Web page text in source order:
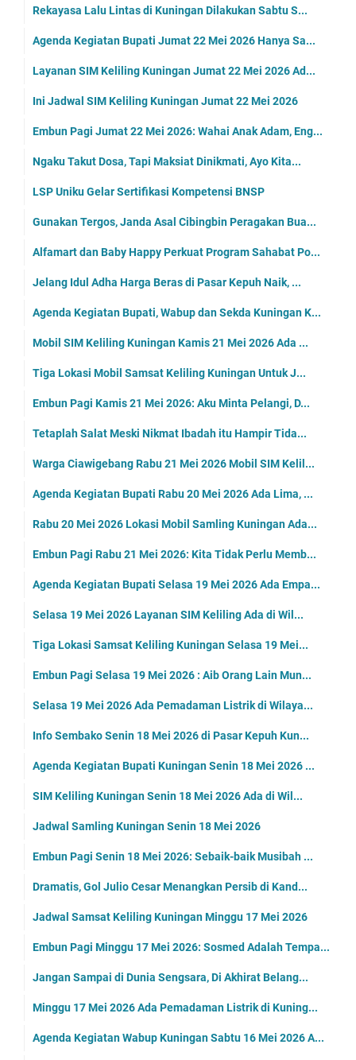
Agenda Kegiatan Bupati Minggu 24 Mei 2026 Ada Tiga...
Minggu 24 Mei 2026 Lokasi Mobil Samsat Keliling Ku...
Embun Pagi Minggu 24 Mei 2026: Kita Tak Suka Dicar...
Ibadah Apa Lagi yang Engkau Hargai Dalam Agamamu, ...
Dugaan Gratifikasi Pokir Langsung Dijawab, Pengusa...
Agenda Kegiatan Bupati Sabtu 23 Mei 2026 Ada Empat...
Bayar PKB Bisa di Mobil Samsat Kelilling, Sabtu 23...
Catat Yah, Ini Lokasi SIM Keliling Kuningan Sabtu ...
Embun Pagi Sabtu 23 Mei 2026: Jika Engkau Ingin Ja...
Salat itu Kunci Dari Semua Amal dan Kebaikan, Ini ...
Sabtu 23 Mei 2026 Ada Pemadaman Listrik di Wilayah...
Gugatan Praperadilan yang Diajukan Wawan Ditolak, ...
Rekayasa Lalu Lintas di Kuningan Dilakukan Sabtu S...
Agenda Kegiatan Bupati Jumat 22 Mei 2026 Hanya Sa...
Layanan SIM Keliling Kuningan Jumat 22 Mei 2026 Ad...
Ini Jadwal SIM Keliling Kuningan Jumat 22 Mei 2026
Embun Pagi Jumat 22 Mei 2026: Wahai Anak Adam, Eng...
Ngaku Takut Dosa, Tapi Maksiat Dinikmati, Ayo Kita...
LSP Uniku Gelar Sertifikasi Kompetensi BNSP
Gunakan Tergos, Janda Asal Cibingbin Peragakan Bua...
Alfamart dan Baby Happy Perkuat Program Sahabat Po...
Jelang Idul Adha Harga Beras di Pasar Kepuh Naik, ...
Agenda Kegiatan Bupati, Wabup dan Sekda Kuningan K...
Mobil SIM Keliling Kuningan Kamis 21 Mei 2026 Ada ...
Tiga Lokasi Mobil Samsat Keliling Kuningan Untuk J...
Embun Pagi Kamis 21 Mei 2026: Aku Minta Pelangi, D...
Tetaplah Salat Meski Nikmat Ibadah itu Hampir Tida...
Warga Ciawigebang Rabu 21 Mei 2026 Mobil SIM Kelil...
Agenda Kegiatan Bupati Rabu 20 Mei 2026 Ada Lima, ...
Rabu 20 Mei 2026 Lokasi Mobil Samling Kuningan Ada...
Embun Pagi Rabu 21 Mei 2026: Kita Tidak Perlu Memb...
Agenda Kegiatan Bupati Selasa 19 Mei 2026 Ada Empa...
Selasa 19 Mei 2026 Layanan SIM Keliling Ada di Wil...
Tiga Lokasi Samsat Keliling Kuningan Selasa 19 Mei...
Embun Pagi Selasa 19 Mei 2026 : Aib Orang Lain Mun...